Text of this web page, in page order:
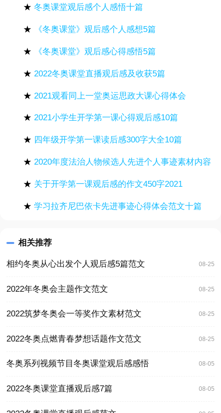
★冬奥课堂观后感个人感悟十篇
★ 《冬奥课堂》观后感个人感想5篇
★ 《冬奥课堂》观后感心得感悟5篇
★ 2022冬奥课堂直播观后感及收获5篇
★ 2021观看同上一堂奥运思政大课心得体会
★2021小学生开学第一课心得观后感10篇
★ 四年级开学第一课读后感300字大全10篇
★2020年度法治人物候选人先进个人事迹素材内容
★ 关于开学第一课观后感的作文450字2021
★学习拉齐尼巴依卡先进事迹心得体会范文十篇
相关推荐
相约冬奥从心出发个人观后感5篇范文 08-25
2022年冬奥会主题作文范文 08-25
2022筑梦冬奥会一等奖作文素材范文 08-25
2022冬奥点燃青春梦想话题作文范文 08-25
冬奥系列视频节目冬奥课堂观后感感悟 08-05
2022冬奥课堂直播观后感7篇 08-05